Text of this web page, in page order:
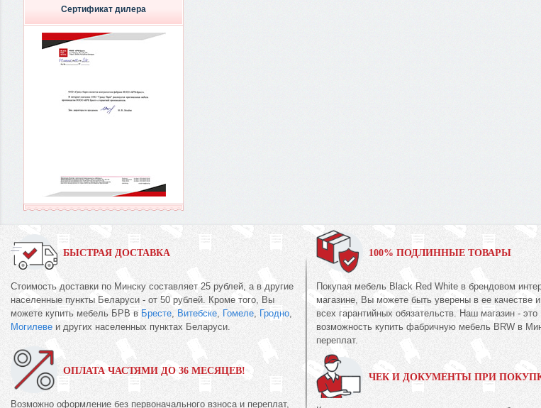
Сертификат дилера
БЫСТРАЯ ДОСТАВКА
Стоимость доставки по Минску составляет 25 рублей, а в другие
населенные пункты Беларуси - от 50 рублей. Кроме того, Вы
можете купить мебель БРВ в Бресте, Витебске, Гомеле, Гродно,
Могилеве и других населенных пунктах Беларуси.
ОПЛАТА ЧАСТЯМИ ДО 36 МЕСЯЦЕВ!
Возможно оформление без первоначального взноса и переплат,
100% ПОДЛИННЫЕ ТОВАРЫ
Покупая мебель Black Red White в брендовом
магазине, Вы можете быть уверены в ее качестве
всех гарантийных обязательств. Наш магазин -
возможность купить фабричную мебель BRW в
переплат.
ЧЕК И ДОКУМЕНТЫ ПРИ